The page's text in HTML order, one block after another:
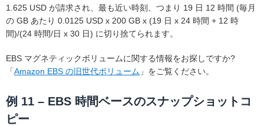
1.625 USD が請求され、最も近い時刻、つまり 19 日 12 時間 (毎月
の GB あたり 0.0125 USD x 200 GB x (19 日 x 24 時間 + 12 時
間)/(24 時間/日 x 30 日) に切り捨てられます。
EBS マグネティックボリュームに関する情報をお探しですか?
「Amazon EBS の旧世代ボリューム 」をご覧ください。
例 11 – EBS 時間ベースのスナップショットコ
ピー